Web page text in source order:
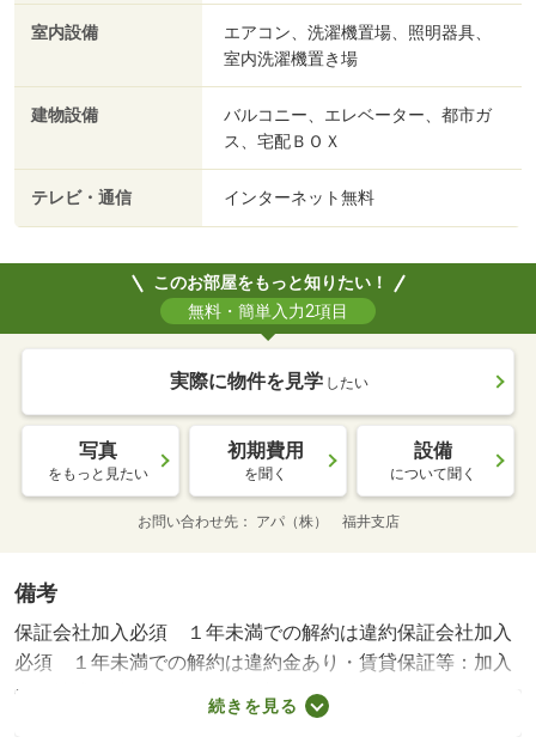
室内設備
エアコン、洗濯機置場、照明器具、
室内洗濯機置き場
建物設備
バルコニー、エレベーター、都市ガ
ス、宅配ＢＯＸ
テレビ・通信 インターネット無料
このお部屋をもっと知りたい！
無料・簡単入力2項目
実際に物件を見学 したい
写真
をもっと見たい
初期費用
を聞く
設備
について聞く
お問い合わせ先 アパ（株） 福井支店
備考
保証会社加入必須 １年未満での解約は違約保証会社加入
必須 １年未満での解約は違約金あり・賃貸保証等：加入
要（株式会社エポスカード 初回保証料：月額賃料の５
０％（下限１５，０００円）、月次保証料：月額賃料の
続きを見る